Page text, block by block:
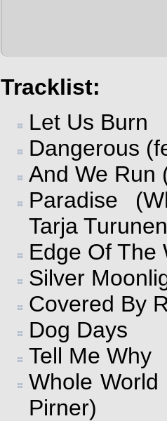
Tracklist:
Let Us Burn
Dangerous
And We Run
Paradise
Tarja
Edge Of The
Silver
Covered By
Dog Days
Tell Me Why
Whole
Pirner)